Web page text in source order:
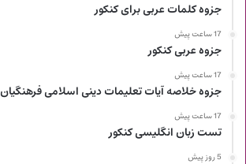
جزوه کلمات عربی برای کنکور
17 ساعت پیش
جزوه عربی کنکور
17 ساعت پیش
جزوه خلاصه آیات تعلیمات دینی اسلامی فرهنگیان
17 ساعت پیش
تست زبان انگلیسی کنکور
5 روز پیش